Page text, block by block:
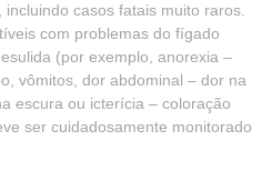
casos fatais muito raros.
com problemas do fígado
(por exemplo, anorexia –
vômitos, dor abdominal – dor na
escura ou icterícia – coloração
ser cuidadosamente monitorado